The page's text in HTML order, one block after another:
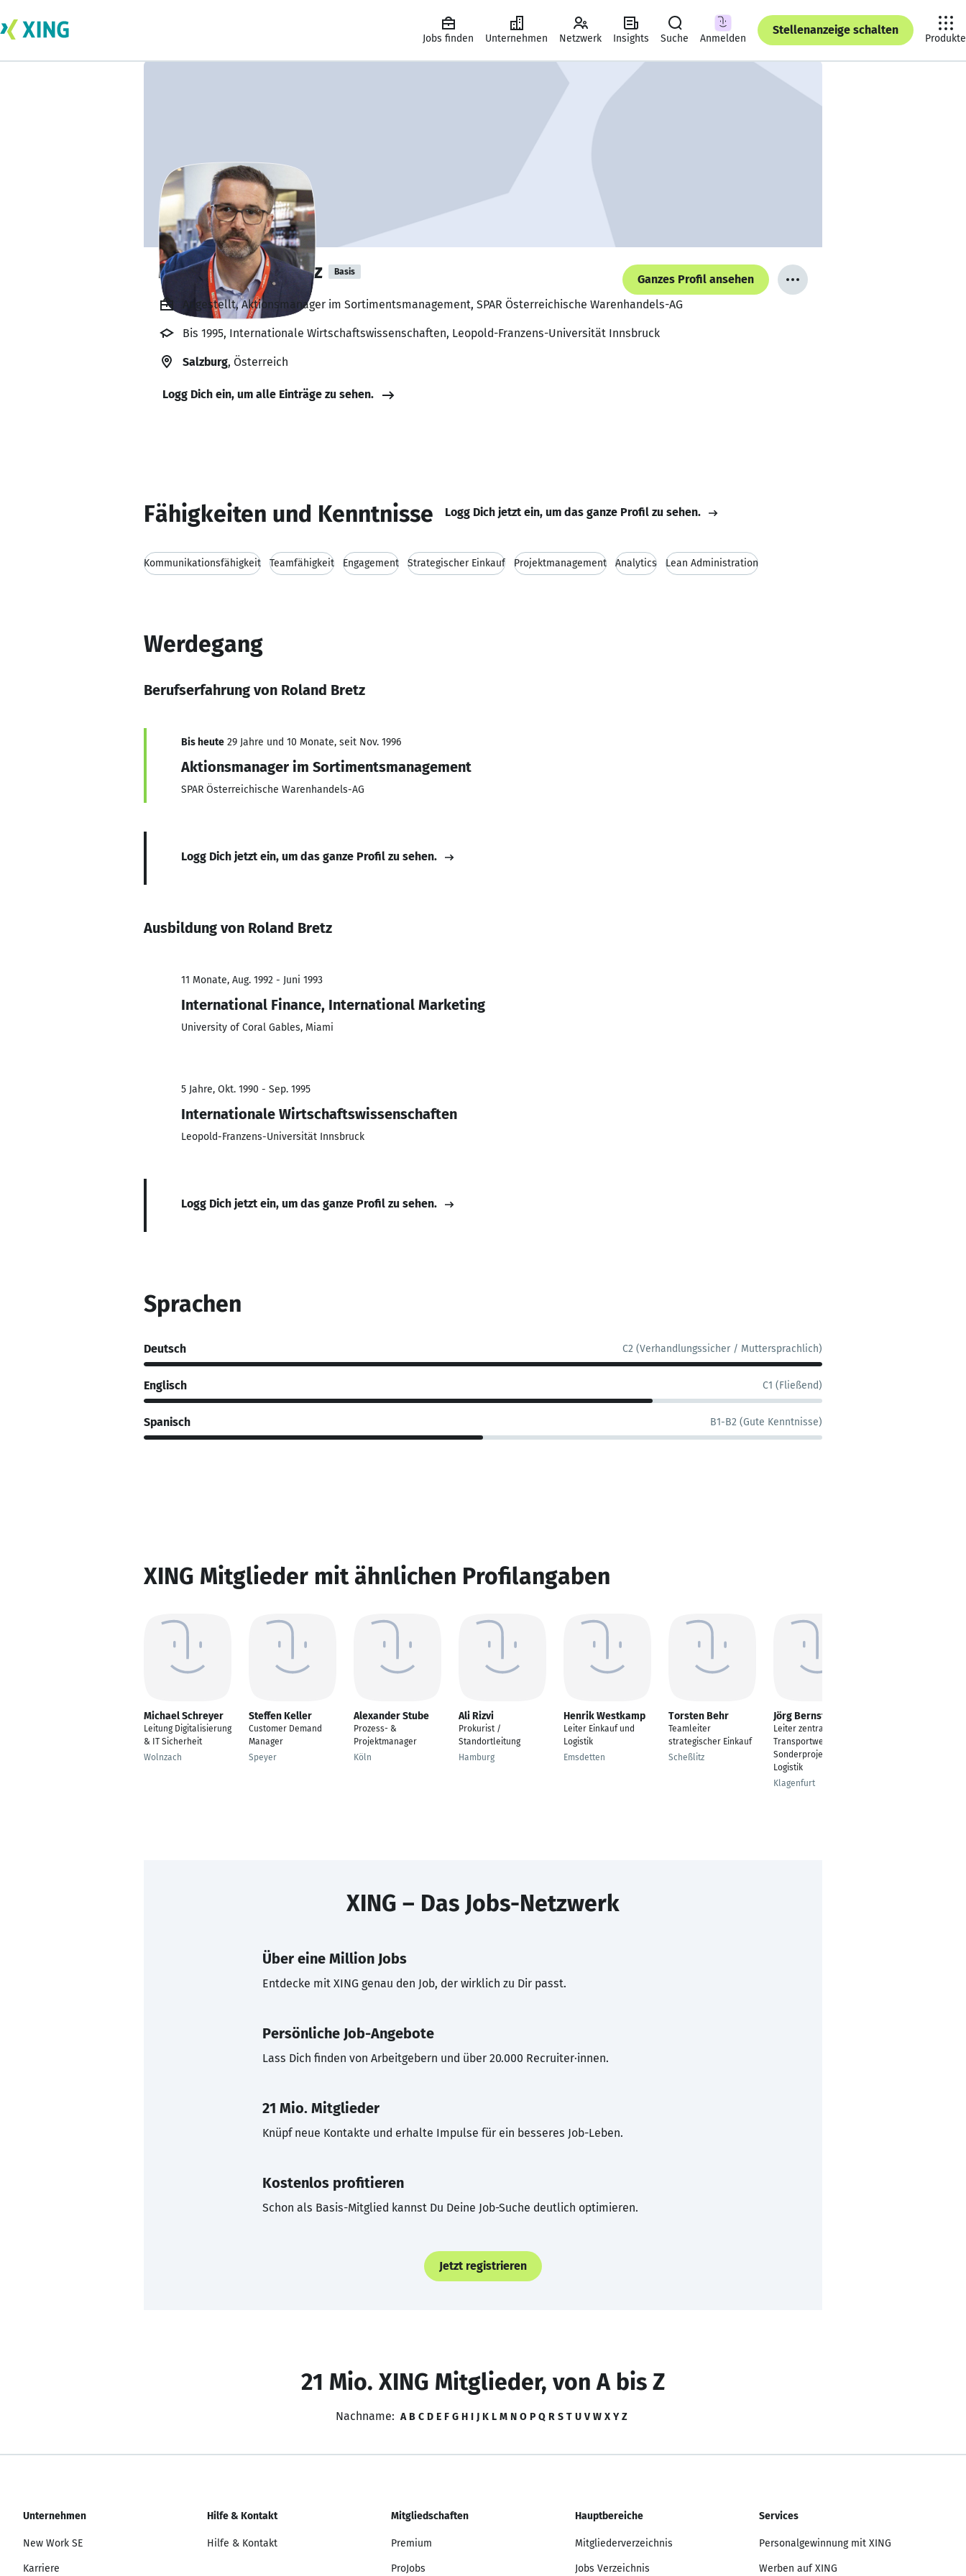
Jobs finden Unternehmen Netzwerk Insights Suche Anmelden
Stellenanzeige schalten
Produkte
Mag. Roland Bretz Basis
Ganzes Profil ansehen
Angestellt, Aktionsmanager im Sortimentsmanagement, SPAR Österreichische Warenhandels-AG
Bis 1995, Internationale Wirtschaftswissenschaften, Leopold-Franzens-Universität Innsbruck
Salzburg, Österreich
Logg Dich ein, um alle Einträge zu sehen.
Fähigkeiten und Kenntnisse Logg Dich jetzt ein, um das ganze Profil zu sehen.
Kommunikationsfähigkeit Teamfähigkeit Engagement Strategischer Einkauf Projektmanagement Analytics Lean Administration
Werdegang
Berufserfahrung von Roland Bretz
Bis heute 29 Jahre und 10 Monate, seit Nov. 1996
Aktionsmanager im Sortimentsmanagement
SPAR Österreichische Warenhandels-AG
Logg Dich jetzt ein, um das ganze Profil zu sehen.
Ausbildung von Roland Bretz
11 Monate, Aug. 1992 - Juni 1993
International Finance, International Marketing
University of Coral Gables, Miami
5 Jahre, Okt. 1990 - Sep. 1995
Internationale Wirtschaftswissenschaften
Leopold-Franzens-Universität Innsbruck
Logg Dich jetzt ein, um das ganze Profil zu sehen.
Sprachen
Deutsch C2 (Verhandlungssicher / Muttersprachlich)
Englisch C1 (Fließend)
Spanisch B1-B2 (Gute Kenntnisse)
XING Mitglieder mit ähnlichen Profilangaben
Michael Schreyer
Leitung Digitalisierung
& IT Sicherheit
Wolnzach
Steffen Keller
Customer Demand
Manager
Speyer
Alexander Stube
Prozess- &
Projektmanager
Köln
Ali Rizvi
Prokurist /
Standortleitung
Hamburg
Henrik Westkamp
Leiter Einkauf und
Logistik
Emsdetten
Torsten Behr
Teamleiter
strategischer Einkauf
Scheßlitz
Jörg Bernsteiner
Leiter zentrales
Transportwesen &
Sonderprojekte
Logistik
Klagenfurt
XING – Das Jobs-Netzwerk
Über eine Million Jobs
Entdecke mit XING genau den Job, der wirklich zu Dir passt.
Persönliche Job-Angebote
Lass Dich finden von Arbeitgebern und über 20.000 Recruiter·innen.
21 Mio. Mitglieder
Knüpf neue Kontakte und erhalte Impulse für ein besseres Job-Leben.
Kostenlos profitieren
Schon als Basis-Mitglied kannst Du Deine Job-Suche deutlich optimieren.
Jetzt registrieren
21 Mio. XING Mitglieder, von A bis Z
Nachname: A B C D E F G H I J K L M N O P Q R S T U V W X Y Z
Unternehmen
New Work SE
Karriere
Hilfe & Kontakt
Hilfe & Kontakt
Mitgliedschaften
Premium
ProJobs
Hauptbereiche
Mitgliederverzeichnis
Jobs Verzeichnis
Services
Personalgewinnung mit XING
Werben auf XING